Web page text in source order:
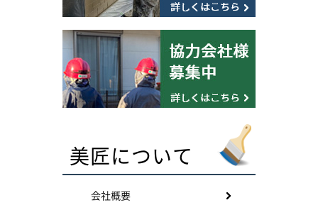
美匠について
会社概要